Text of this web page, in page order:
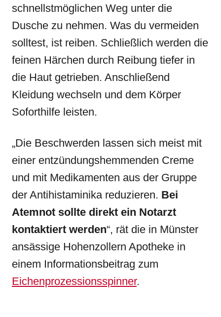
schnellstmöglichen Weg unter die
Dusche zu nehmen. Was du vermeiden
solltest, ist reiben. Schließlich werden die
feinen Härchen durch Reibung tiefer in
die Haut getrieben. Anschließend
Kleidung wechseln und dem Körper
Soforthilfe leisten.
„Die Beschwerden lassen sich meist mit
einer entzündungshemmenden Creme
und mit Medikamenten aus der Gruppe
der Antihistaminika reduzieren. Bei
Atemnot sollte direkt ein Notarzt
kontaktiert werden“, rät die in Münster
ansässige Hohenzollern Apotheke in
einem Informationsbeitrag zum
Eichenprozessionsspinner.